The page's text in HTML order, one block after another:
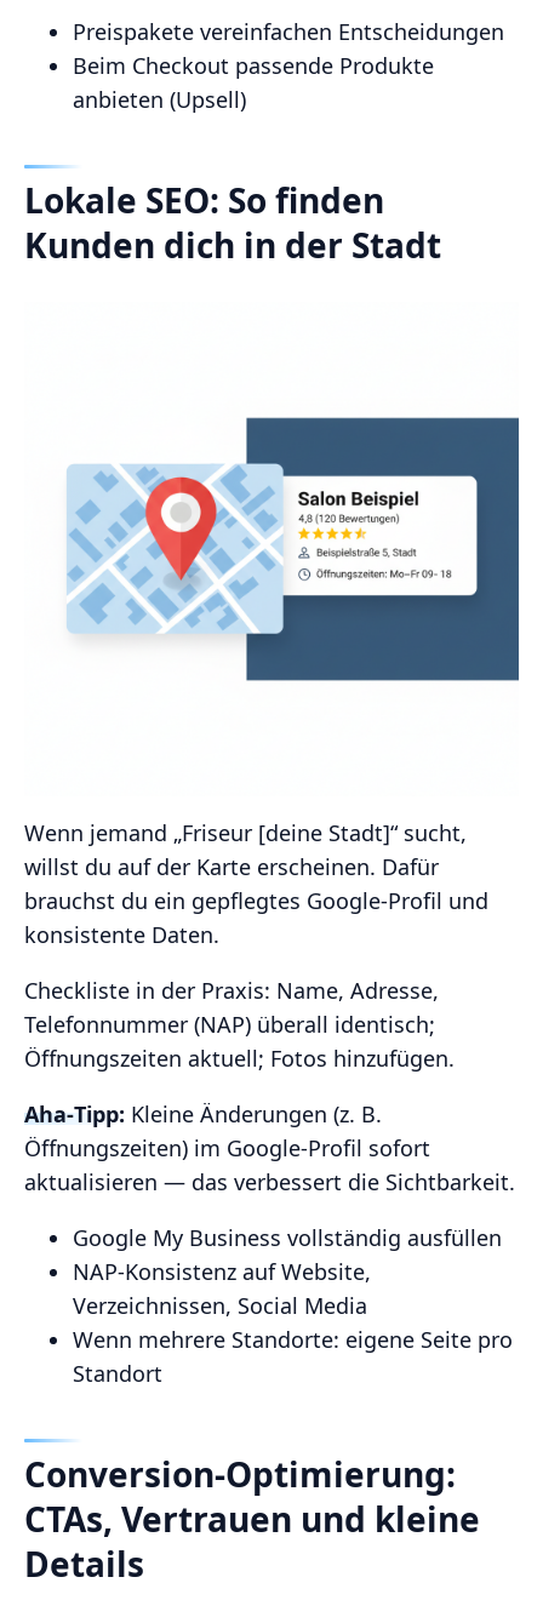
Preispakete vereinfachen Entscheidungen
Beim Checkout passende Produkte
anbieten (Upsell)
Lokale SEO: So finden
Kunden dich in der Stadt
Wenn jemand „Friseur [deine Stadt]“ sucht,
willst du auf der Karte erscheinen. Dafür
brauchst du ein gepflegtes Google‑Profil und
konsistente Daten.
Checkliste in der Praxis: Name, Adresse,
Telefonnummer (NAP) überall identisch;
Öffnungszeiten aktuell; Fotos hinzufügen.
Aha‑Tipp: Kleine Änderungen (z. B.
Öffnungszeiten) im Google‑Profil sofort
aktualisieren — das verbessert die Sichtbarkeit.
Google My Business vollständig ausfüllen
NAP‑Konsistenz auf Website,
Verzeichnissen, Social Media
Wenn mehrere Standorte: eigene Seite pro
Standort
Conversion‑Optimierung:
CTAs, Vertrauen und kleine
Details